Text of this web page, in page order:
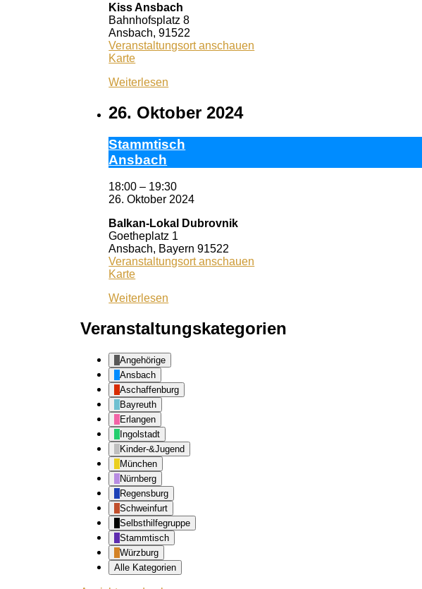
Kiss Ansbach
Bahnhofsplatz 8
Ansbach,91522
Veranstaltungsort anschauen
KarteKiss
Weiterlesen
26. Oktober 2024
Stamm­tisch
Ans­bach
18:00 – 19:30
26. Oktober 2024
Balkan-Lokal Dubrovnik
Goetheplatz 1
Ansbach, Bayern 91522
Veranstaltungsort anschauen
KarteBalkan-
Dubrovnik
Weiterlesen
Veranstaltungskategorien
Angehörige
Ansbach
Aschaffenburg
Bayreuth
Erlangen
Ingolstadt
Kinder-&Jugend
München
Nürnberg
Regensburg
Schweinfurt
Selbsthilfegruppe
Stammtisch
Würzburg
Alle Kategorien